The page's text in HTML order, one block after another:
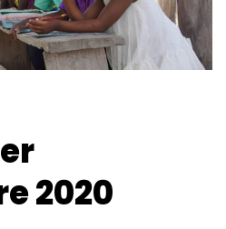
2020